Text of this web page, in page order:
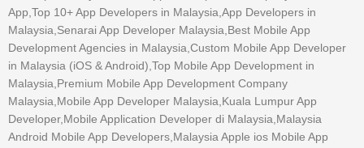
App,Top 10+ App Developers in Malaysia,App Developers in
Malaysia,Senarai App Developer Malaysia,Best Mobile App
Development Agencies in Malaysia,Custom Mobile App Developer
in Malaysia (iOS & Android),Top Mobile App Development in
Malaysia,Premium Mobile App Development Company
Malaysia,Mobile App Developer Malaysia,Kuala Lumpur App
Developer,Mobile Application Developer di Malaysia,Malaysia
Android Mobile App Developers,Malaysia Apple ios Mobile App